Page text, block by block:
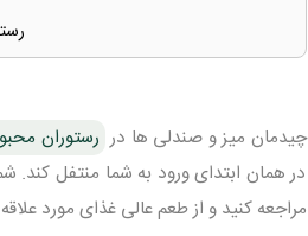
چیدمان میز و صندلی ها در رستوران
در همان ابتدای ورود به شما منتفل کند.
مراجعه کنید و از طعم عالی غذای مورد